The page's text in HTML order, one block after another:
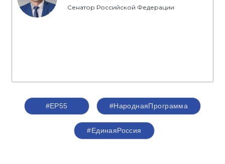
Сенатор Российской Федерации
#ЕР55 #НароднаяПрограмма
#‎ЕдинаяРоссия